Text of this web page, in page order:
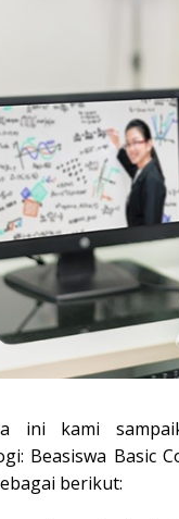
ini kami
Beasiswa Basic
berikut: